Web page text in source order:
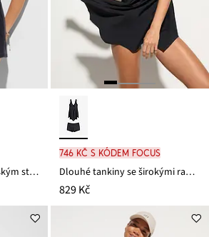
Dlouhé tankiny s boxerským střihem zad (2dílná souprava)
746 Kč s kódem FOCUS
Dlouhé tankiny se širokými ramínky (2dílná souprava)
829 Kč